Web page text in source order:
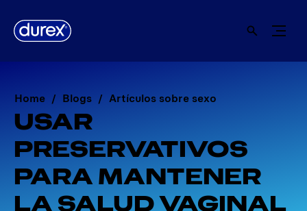
Home Blogs Artículos sobre sexo
USAR
PRESERVATIVOS
PARA MANTENER
LA SALUD VAGINAL